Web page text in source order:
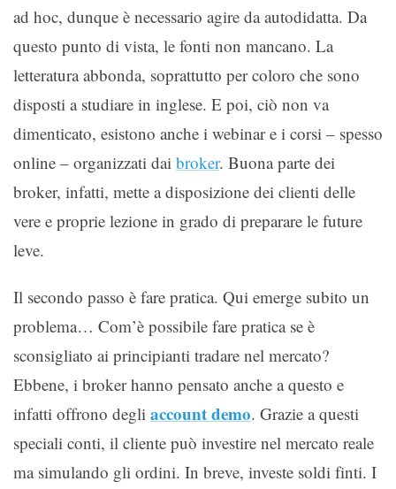
ad hoc, dunque è necessario agire da autodidatta. Da
questo punto di vista, le fonti non mancano. La
letteratura abbonda, soprattutto per coloro che sono
disposti a studiare in inglese. E poi, ciò non va
dimenticato, esistono anche i webinar e i corsi – spesso
online – organizzati dai broker. Buona parte dei
broker, infatti, mette a disposizione dei clienti delle
vere e proprie lezione in grado di preparare le future
leve.
Il secondo passo è fare pratica. Qui emerge subito un
problema… Com’è possibile fare pratica se è
sconsigliato ai principianti tradare nel mercato?
Ebbene, i broker hanno pensato anche a questo e
infatti offrono degli account demo. Grazie a questi
speciali conti, il cliente può investire nel mercato reale
ma simulando gli ordini. In breve, investe soldi finti. I